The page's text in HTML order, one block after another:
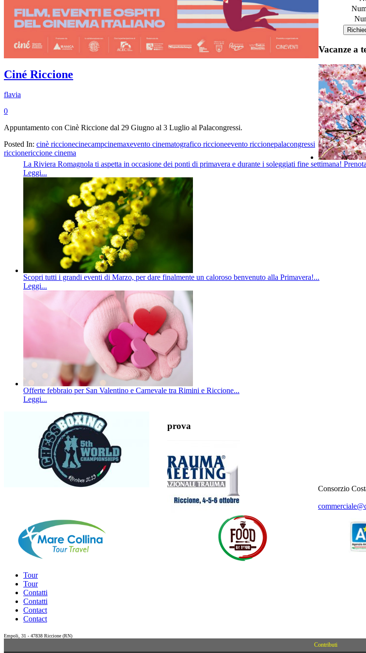
Ciné Riccione
flavia
0
Appuntamento con Cinè Riccione dal 29 Giugno al 3 Luglio al Palacongressi.
Posted In: cinè riccionecinecampcinemaxevento cinematografico riccioneevento riccionepalacongressi
riccionericcione cinema
Vacanze a
La Riviera Romagnola ti aspetta in occasione dei ponti di primavera e durante i soleggiati fine settimana!
Leggi...
Scopri tutti i grandi eventi di Marzo, per dare finalmente un caloroso benvenuto alla Primavera!...
Leggi...
Offerte febbraio per San Valentino e Carnevale tra Rimini e Riccione...
Leggi...
prova
Tour
Tour
Contatti
Contatti
Contact
Contact
Consorzio
Empoli, 31 - 47838 Riccione (RN)
Contributi